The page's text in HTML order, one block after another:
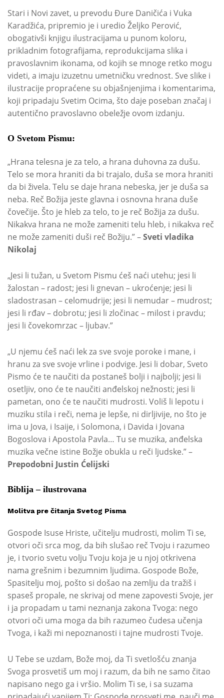
Stari i Novi zavet, u prevodu Đure Daničića i Vuka
Karadžića, pripremio je i uredio Željko Perović,
obogativši knjigu ilustracijama u punom koloru,
prikladnim fotografijama, reprodukcijama slika i
pravoslavnim ikonama, od kojih se mnoge retko mogu
videti, a imaju izuzetnu umetničku vrednost. Sve slike i
ilustracije propraćene su objašnjenjima i komentarima,
koji pripadaju Svetim Ocima, što daje poseban značaj i
autentično pravoslavno obeležje ovom izdanju.
O Svetom Pismu:
„Hrana telesna je za telo, a hrana duhovna za dušu.
Telo se mora hraniti da bi trajalo, duša se mora hraniti
da bi živela. Telu se daje hrana nebeska, jer je duša sa
neba. Reč Božija jeste glavna i osnovna hrana duše
čovečije. Što je hleb za telo, to je reč Božija za dušu.
Nikakva hrana ne može zameniti telu hleb, i nikakva reč
ne može zameniti duši reč Božiju.” –Sveti vladika
Nikolaj
„Jesi li tužan, u Svetom Pismu ćeš naći utehu; jesi li
žalostan – radost; jesi li gnevan – ukroćenje; jesi li
sladostrasan – celomudrije; jesi li nemudar – mudrost;
jesi li rđav – dobrotu; jesi li zločinac – milost i pravdu;
jesi li čovekomrzac – ljubav.”
„U njemu ćeš naći lek za sve svoje poroke i mane, i
hranu za sve svoje vrline i podvige. Jesi li dobar, Sveto
Pismo će te naučiti da postaneš bolji i najbolji; jesi li
osetljiv, ono će te naučiti anđelskoj nežnosti; jesi li
pametan, ono će te naučiti mudrosti. Voliš li lepotu i
muziku stila i reči, nema je lepše, ni dirljivije, no što je
ima u Jova, i Isaije, i Solomona, i Davida i Jovana
Bogoslova i Apostola Pavla… Tu se muzika, anđelska
muzika večne istine Božje obukla u reči ljudske.” –
Prepodobni Justin Ćelijski
Biblija – ilustrovana
Molitva pre čitanja Svetog Pisma
Gospode Isuse Hriste, učitelju mudrosti, molim Ti se,
otvori oči srca mog, da bih slušao reč Tvoju i razumeo
je, i tvorio svetu volju Tvoju koja je u njoj otkrivena
nama grešnim i bezumnim ljudima. Gospode Bože,
Spasitelju moj, pošto si došao na zemlju da tražiš i
spaseš propale, ne skrivaj od mene zapovesti Svoje, jer
i ja propadam u tami neznanja zakona Tvoga: nego
otvori oči uma moga da bih razumeo čudesa učenja
Tvoga, i kaži mi nepoznanosti i tajne mudrosti Tvoje.
U Tebe se uzdam, Bože moj, da Ti svetlošću znanja
Svoga prosvetiš um moj i razum, da bih ne samo čitao
napisano nego ga i vršio. Molim Ti se, i sa suzama